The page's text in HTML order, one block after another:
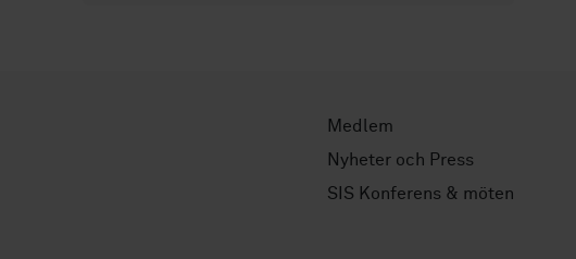
Medlem
Nyheter och Press
SIS Konferens & möten